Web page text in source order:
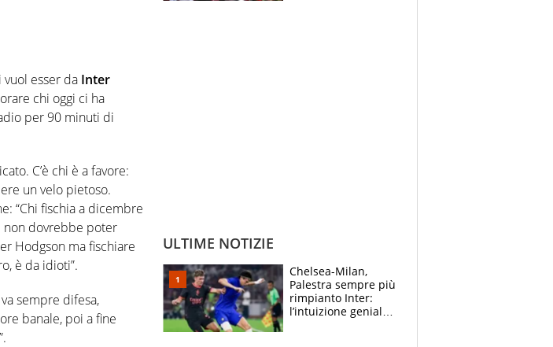
esser da Inter
chi oggi ci ha
per 90 minuti di
C’è chi è a favore:
un velo pietoso.
“Chi fischia a dicembre
non dovrebbe poter
Hodgson ma fischiare
è da idioti”.
va sempre difesa,
banale, poi a fine
ULTIME NOTIZIE
Chelsea-Milan,
Palestra sempre più
rimpianto Inter:
l’intuizione geniale